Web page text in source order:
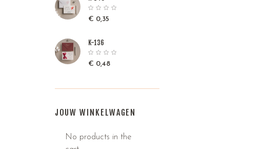
€ 0,35
K-136
€ 0,48
JOUW WINKELWAGEN
No products in the